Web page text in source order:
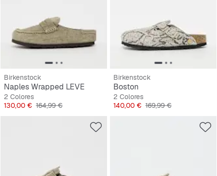
Birkenstock
Naples Wrapped LEVE
2 Colores
Precio
130,00 € Precio original
164,99 €
Birkenstock
Boston
2 Colores
Precio
140,00 € Precio original
169,99 €